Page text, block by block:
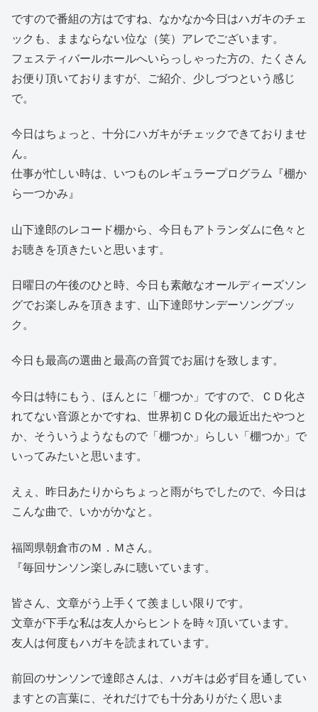
ですので番組の方はですね、なかなか今日はハガキのチェ
ックも、ままならない位な（笑）アレでございます。
フェスティバールホールへいらっしゃった方の、たくさん
お便り頂いておりますが、ご紹介、少しづつという感じ
で。
今日はちょっと、十分にハガキがチェックできておりませ
ん。
仕事が忙しい時は、いつものレギュラープログラム『棚か
ら一つかみ』
山下達郎のレコード棚から、今日もアトランダムに色々と
お聴きを頂きたいと思います。
日曜日の午後のひと時、今日も素敵なオールディーズソン
グでお楽しみを頂きます、山下達郎サンデーソングブッ
ク。
今日も最高の選曲と最高の音質でお届けを致します。
今日は特にもう、ほんとに「棚つか」ですので、ＣＤ化さ
れてない音源とかですね、世界初ＣＤ化の最近出たやつと
か、そういうようなもので「棚つか」らしい「棚つか」で
いってみたいと思います。
えぇ、昨日あたりからちょっと雨がちでしたので、今日は
こんな曲で、いかがかなと。
福岡県朝倉市のＭ．Ｍさん。
『毎回サンソン楽しみに聴いています。
皆さん、文章がう上手くて羨ましい限りです。
文章が下手な私は友人からヒントを時々頂いています。
友人は何度もハガキを読まれています。
前回のサンソンで達郎さんは、ハガキは必ず目を通してい
ますとの言葉に、それだけでも十分ありがたく思いま